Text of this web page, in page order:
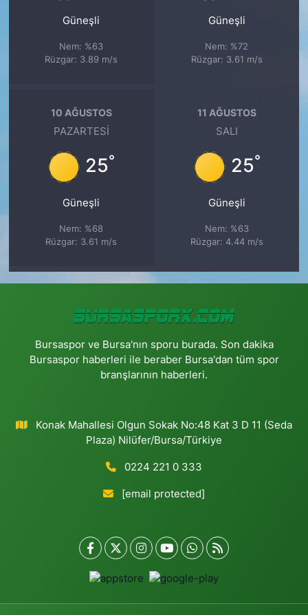
Güneşli
Nem: %63
Rüzgar: 3.89 m/s
Güneşli
Nem: %72
Rüzgar: 3.61 m/s
10 AĞUSTOS
PAZARTESI
25°
Güneşli
Nem: %68
Rüzgar: 3.61 m/s
11 AĞUSTOS
SALI
25°
Güneşli
Nem: %63
Rüzgar: 4.44 m/s
Bursaspor ve Bursa'nın sporu burada. Son dakika
Bursaspor haberleri ile beraber Bursa'dan tüm spor
branşlarının haberleri.
Konak Mahallesi Olgun Sokak No:48 Kat 3 D 11 (Seda
Plaza) Nilüfer/Bursa/Türkiye
0224 221 0 333
[email protected]